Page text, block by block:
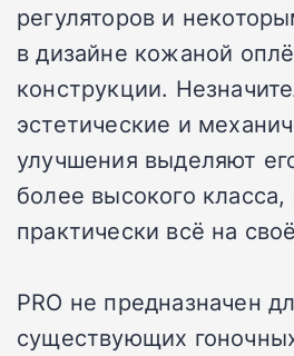
регуляторов и
в дизайне кожаной
конструкции.
эстетические и
улучшения выделяют
более высокого
практически всё на
PRO не предназначен
существующих